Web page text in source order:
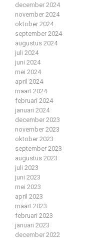
december 2024
november 2024
oktober 2024
september 2024
augustus 2024
juli 2024
juni 2024
mei 2024
april 2024
maart 2024
februari 2024
januari 2024
december 2023
november 2023
oktober 2023
september 2023
augustus 2023
juli 2023
juni 2023
mei 2023
april 2023
maart 2023
februari 2023
januari 2023
december 2022